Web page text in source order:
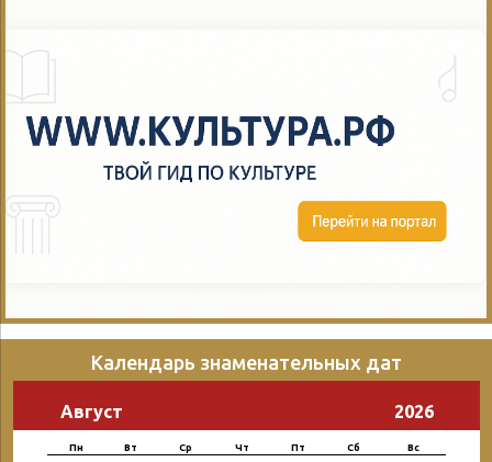
Календарь знаменательных дат
Август 2026
Пн Вт Ср Чт Пт Сб Вс